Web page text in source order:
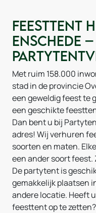
Feesttent
Enschede –
Met ruim 158.000
stad in de provincie
een geweldig feest te
een geschikte
Dan bent u bij
adres! Wij verhuren
soorten en maten.
een ander soort
De partytent is
gemakkelijk plaatsen
andere locatie. Heeft
feesttent op te